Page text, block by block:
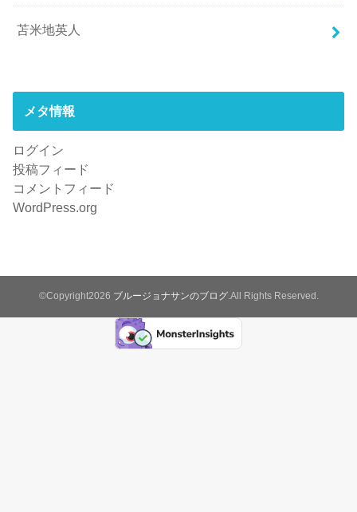
苫米地英人
メタ情報
ログイン
投稿フィード
コメントフィード
WordPress.org
©Copyright2026 ブルージョナサンのブログ .All Rights Reserved.